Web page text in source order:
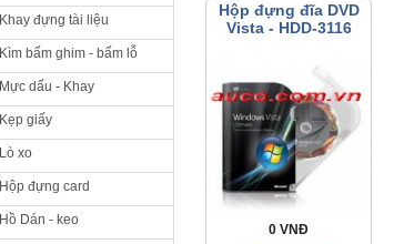
Khay đựng tài liệu
Kìm bấm ghim - bấm lỗ
Mực dấu - Khay
Kẹp giấy
Lò xo
Hộp đựng card
Hồ Dán - keo
Hộp đựng đĩa DVD
Vista - HDD-3116
0 VNĐ